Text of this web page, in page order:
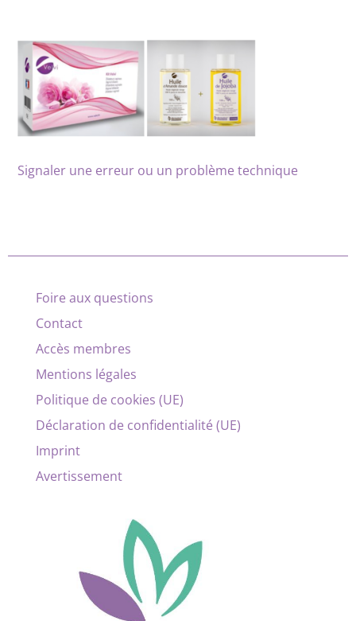
Signaler une erreur ou un problème technique
Foire aux questions
Contact
Accès membres
Mentions légales
Politique de cookies (UE)
Déclaration de confidentialité (UE)
Imprint
Avertissement